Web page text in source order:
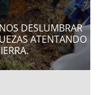
DESLUMBRAR
ATENTANDO